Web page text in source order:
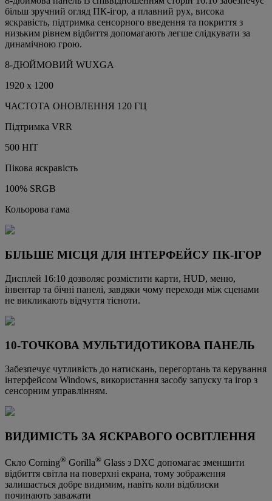
більш зручний огляд ПК-ігор, а плавний рух, висока
яскравість, підтримка сенсорного введення та покриття з
низьким рівнем відбиття допомагають легше слідкувати за
динамічною грою.
8-ДЮЙМОВИЙ WUXGA
1920 x 1200
ЧАСТОТА ОНОВЛЕННЯ 120 ГЦ
Підтримка VRR
500 НІТ
Пікова яскравість
100% SRGB
Кольорова гама
БІЛЬШЕ МІСЦЯ ДЛЯ ІНТЕРФЕЙСУ ПК-ІГОР
Дисплей 16:10 дозволяє розмістити карти, HUD, меню,
інвентар та бічні панелі, завдяки чому переходи між сценами
не викликають відчуття тісноти.
10-ТОЧКОВА МУЛЬТИДОТИКОВА ПАНЕЛЬ
Забезпечує чутливість до натискань, перегортань та керування
інтерфейсом Windows, використання засобу запуску та ігор з
сенсорним управлінням.
ВИДИМІСТЬ ЗА ЯСКРАВОГО ОСВІТЛЕННЯ
Скло Corning® Gorilla® Glass з DXC допомагає зменшити
відбиття світла на поверхні екрана, тому зображення
залишається добре видимим, навіть коли відблиски
починають заважати